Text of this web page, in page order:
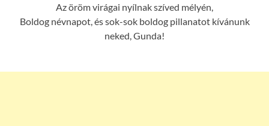
Az öröm virágai nyílnak szíved mélyén,
Boldog névnapot, és sok-sok boldog pillanatot kívánunk
neked, Gunda!